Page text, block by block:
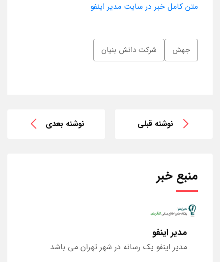
متن کامل خبر در سایت مدیر اینفو
جهش شرکت دانش بنیان
نوشته قبلی نوشته بعدی
منبع خبر
مدیر اینفو
مدیر اینفو یک رسانه در شهر تهران می باشد